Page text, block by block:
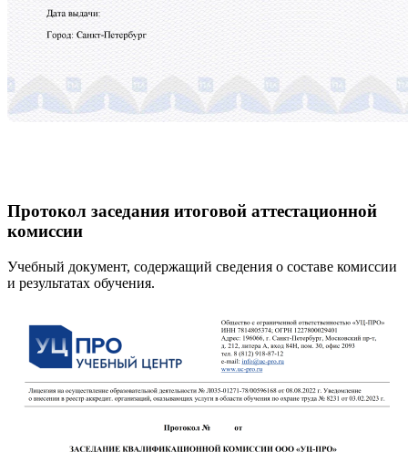
Протокол заседания итоговой аттестационной
комиссии
Учебный документ, содержащий сведения о составе комиссии
и результатах обучения.